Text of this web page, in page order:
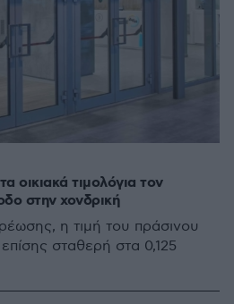
οικιακά τιμολόγια τον
στην χονδρική
η τιμή του πράσινου
σταθερή στα 0,125